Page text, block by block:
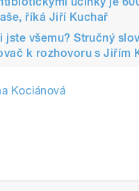
říká Jiří Kuchař
jste všemu? Stručný
k rozhovoru s Jiřím
Kociánová